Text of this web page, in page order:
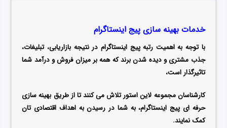
خدمات بهینه سازی پیج اینستاگرام
با توجه به اهمیت رتبه پیج اینستاگرام در نتیجه بازاریابی، تبلیغات،
جذب مشتری و دیده شدن برند که همه بر میزان فروش و درآمد شما
تاثیرگذار است،
کارشناسان مجموعه لاین استور تلاش می کنند تا از طریق بهینه سازی
حرفه ای پیج اینستاگرام، به شما در رسیدن به اهداف اقتصادی تان
کمک نمایند.